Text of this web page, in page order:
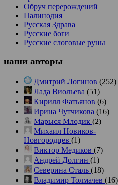
Обруч перерождений
Палинодия
Русская Здрава
Русские боги
Русские слоговые руны
наши авторы
Дмитрий Логинов (252)
Лада Виольева (51)
Кирилл Фатьянов (6)
Ирина Чутчикова (16)
Марыся Млодик (2)
Михаил Новиков-
Новгородцев (1)
Виктор Медиков (7)
Андрей Долгин (1)
Северина Сталь (18)
Владимир Толмачев (16)